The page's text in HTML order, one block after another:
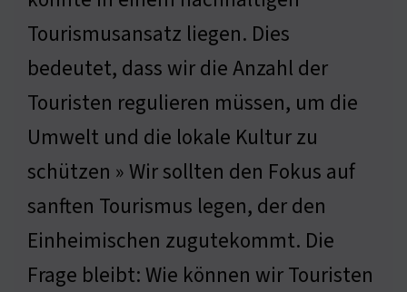
Tourismusansatz liegen. Dies
bedeutet, dass wir die Anzahl der
Touristen regulieren müssen, um die
Umwelt und die lokale Kultur zu
schützen » Wir sollten den Fokus auf
sanften Tourismus legen, der den
Einheimischen zugutekommt. Die
Frage bleibt: Wie können wir Touristen